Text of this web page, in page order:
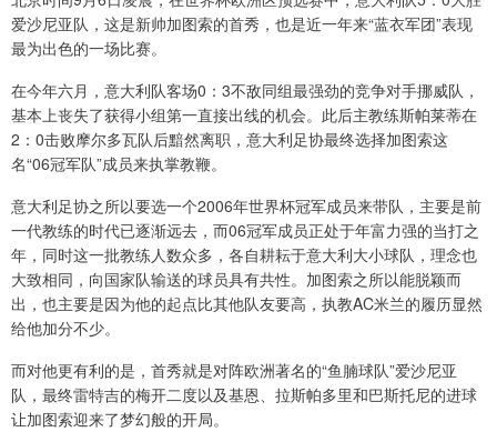
爱沙尼亚队，这是新帅加图索的首秀，也是近一年来“蓝衣军团”表现
最为出色的一场比赛。
在今年六月，意大利队客场0：3不敌同组最强劲的竞争对手挪威队，
基本上丧失了获得小组第一直接出线的机会。此后主教练斯帕莱蒂在
2：0击败摩尔多瓦队后黯然离职，意大利足协最终选择加图索这
名“06冠军队”成员来执掌教鞭。
意大利足协之所以要选一个2006年世界杯冠军成员来带队，主要是前
一代教练的时代已逐渐远去，而06冠军成员正处于年富力强的当打之
年，同时这一批教练人数众多，各自耕耘于意大利大小球队，理念也
大致相同，向国家队输送的球员具有共性。加图索之所以能脱颖而
出，也主要是因为他的起点比其他队友要高，执教AC米兰的履历显然
给他加分不少。
而对他更有利的是，首秀就是对阵欧洲著名的“鱼腩球队”爱沙尼亚
队，最终雷特吉的梅开二度以及基恩、拉斯帕多里和巴斯托尼的进球
让加图索迎来了梦幻般的开局。